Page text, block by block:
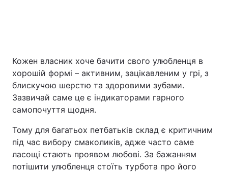
Кожен власник хоче бачити свого улюбленця в
хорошій формі – активним, зацікавленим у грі, з
блискучою шерстю та здоровими зубами.
Зазвичай саме це є індикаторами гарного
самопочуття щодня.
Тому для багатьох петбатьків склад є критичним
під час вибору смаколиків, адже часто саме
ласощі стають проявом любові. За бажанням
потішити улюбленця стоїть турбота про його